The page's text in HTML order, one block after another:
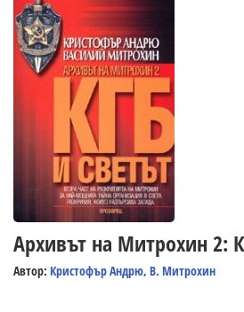
Архивът на Митрохин 2:
Автор: Кристофър Андрю, В. Митрохин